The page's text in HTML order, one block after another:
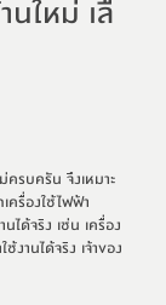
ใหม่ เลื
ครบครัน จึงเหมาะ
ครื่องใช้ไฟฟ้า
ได้จริง เช่น เครื่อง
านได้จริง เจ้าของ